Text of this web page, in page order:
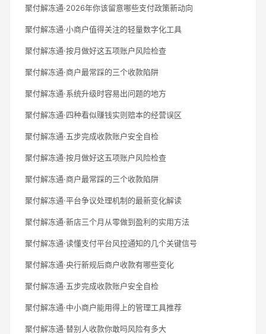
聚付解冻通·2026年你该留意哪些支付政策新动向
聚付解冻通·小商户值得关注的轻量数字化工具
聚付解冻通·按月做好这五项账户风险检查
聚付解冻通·商户最常踩的三个收款陷阱
聚付解冻通·系统升级时容易出问题的地方
聚付解冻通·四种看似赚钱实则赔本的经营误区
聚付解冻通·五步完成收款账户安全自检
聚付解冻通·按月做好这五项账户风险检查
聚付解冻通·商户最常踩的三个收款陷阱
聚付解冻通·平台争议处理机制的最新变化解读
聚付解冻通·新店三个月从零做到盈利的实用方法
聚付解冻通·读懂支付平台风控通知的几个关键信号
聚付解冻通·央行新规后商户收款有哪些变化
聚付解冻通·五步完成收款账户安全自检
聚付解冻通·中小商户能用得上的管理工具推荐
聚付解冻通·替别人收款你敢吗风险有多大